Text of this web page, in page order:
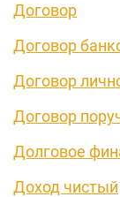
Договор
Договор
Договор
Договор
Долговое
Доход чистый